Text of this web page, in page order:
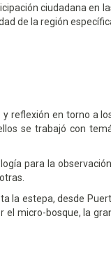
ciudadana
de la región
reflexión en torno a
se trabajó con
para la
estepa, desde
micro-bosque, la